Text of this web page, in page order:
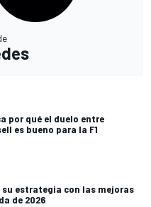
por qué el duelo entre
es bueno para la F1
su estrategia con las mejoras
de 2026